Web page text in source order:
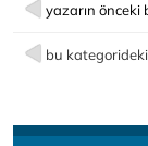
yazarın önceki
bu